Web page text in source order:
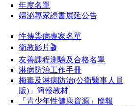
年度名單
婦泌專家證書展延公告
性傳染病專家名單
衛教影片🎬
友善課程測驗及合格名單
淋病防治工作手冊
梅毒及淋病防治(公衛醫事人員
版)」簡報教材
「青少年性健康資源」簡報